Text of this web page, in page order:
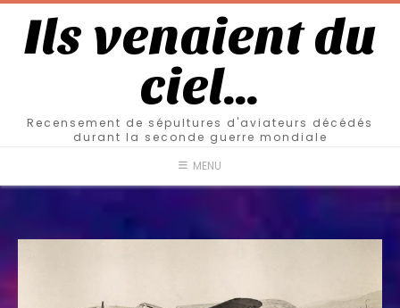
Ils venaient du
ciel…
Recensement de sépultures d'aviateurs décédés
durant la seconde guerre mondiale
MENU